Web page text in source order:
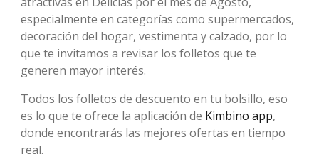
especialmente en categorías como supermercados,
decoración del hogar, vestimenta y calzado, por lo
que te invitamos a revisar los folletos que te
generen mayor interés.
Todos los folletos de descuento en tu bolsillo, eso
es lo que te ofrece la aplicación de Kimbino app,
donde encontrarás las mejores ofertas en tiempo
real.